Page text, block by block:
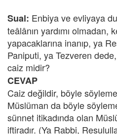
Sual: Enbiya ve evliyaya
teâlânın yardımı olmadan,
yapacaklarına inanıp, ya
Paniputi, ya Tezveren
caiz midir?
CEVAP
Caiz değildir, böyle
Müslüman da böyle
sünnet itikadında olan
iftiradır. (Ya Rabbi,